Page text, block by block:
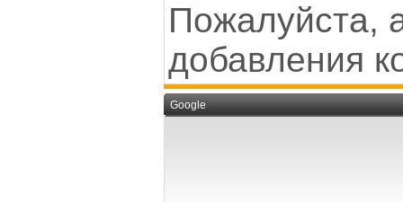
Пожалуйста,
добавления
Google